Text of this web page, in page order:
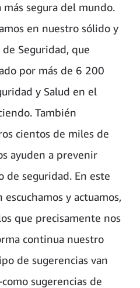
segura del mundo.
en nuestro sólido y
Seguridad, que
por más de 6 200
y Salud en el
También
cientos de miles de
ayuden a prevenir
de seguridad. En este
y actuamos,
que precisamente nos
continua nuestro
de sugerencias van
sugerencias de